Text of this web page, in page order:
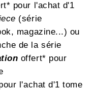
pour l'achat d'1
(série
magazine...) ou
de la série
offert* pour
l'achat d'1 tome